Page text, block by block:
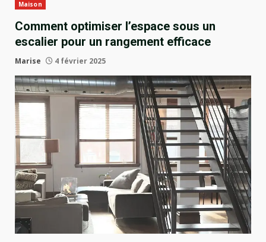
Maison
Comment optimiser l’espace sous un
escalier pour un rangement efficace
Marise 4 février 2025